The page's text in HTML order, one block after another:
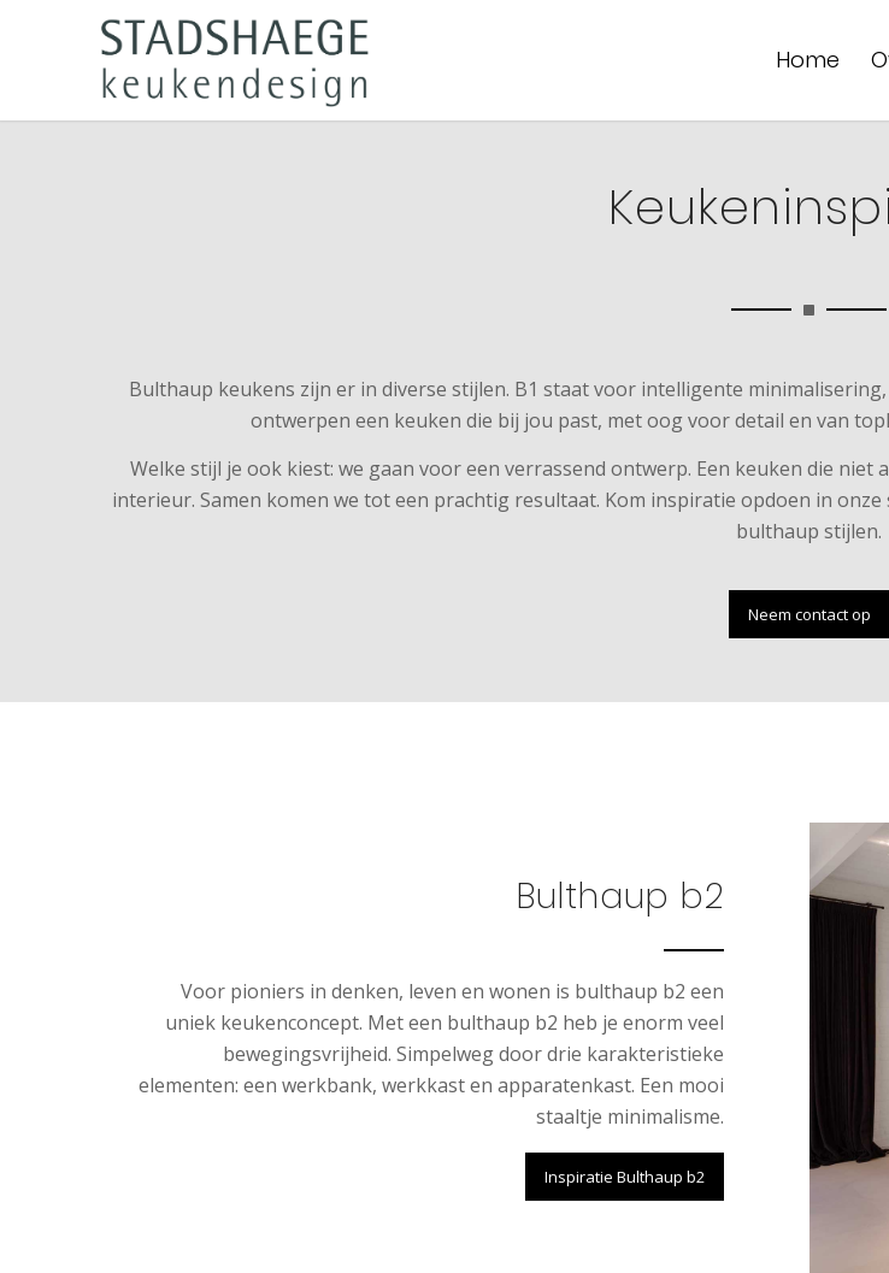
Home
Bulthaup keukens zijn er in diverse stijlen. B1 staat voor intelligente
ontwerpen een keuken die bij jou past, met oog voor detail en van
Welke stijl je ook kiest: we gaan voor een verrassend ontwerp. Een keuken die
interieur. Samen komen we tot een prachtig resultaat. Kom inspiratie opdoen in
bulthaup stijlen.
Neem contact op
Bulthaup b2
Voor pioniers in denken, leven en wonen is bulthaup b2 een
uniek keukenconcept. Met een bulthaup b2 heb je enorm veel
bewegingsvrijheid. Simpelweg door drie karakteristieke
elementen: een werkbank, werkkast en apparatenkast. Een mooi
staaltje minimalisme.
Inspiratie Bulthaup b2